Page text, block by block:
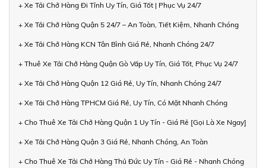
+ Xe Tải Chở Hàng Đi Tỉnh Uy Tín, Giá Tốt | Phục Vụ 24/7
+ Xe Tải Chở Hàng Quận 5 24/7 – An Toàn, Tiết Kiệm, Nhanh Chóng
+ Xe Tải Chở Hàng KCN Tân Bình Giá Rẻ, Nhanh Chóng 24/7
+ Thuê Xe Tải Chở Hàng Quận Gò Vấp Uy Tín, Giá Tốt, Phục Vụ 24/7
+ Xe Tải Chở Hàng Quận 12 Giá Rẻ, Uy Tín, Nhanh Chóng 24/7
+ Xe Tải Chở Hàng TPHCM Giá Rẻ, Uy Tín, Có Mặt Nhanh Chóng
+ Cho Thuê Xe Tải Chở Hàng Quận 1 Uy Tín - Giá Rẻ [Gọi Là Xe Ngay]
+ Xe Tải Chở Hàng Quận 3 Giá Rẻ, Nhanh Chóng, An Toàn
+ Cho Thuê Xe Tải Chở Hàng Thủ Đức Uy Tín - Giá Rẻ - Nhanh Chóng